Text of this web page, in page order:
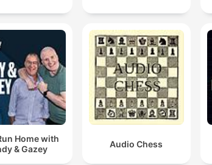
Home with
& Gazey
Audio Chess